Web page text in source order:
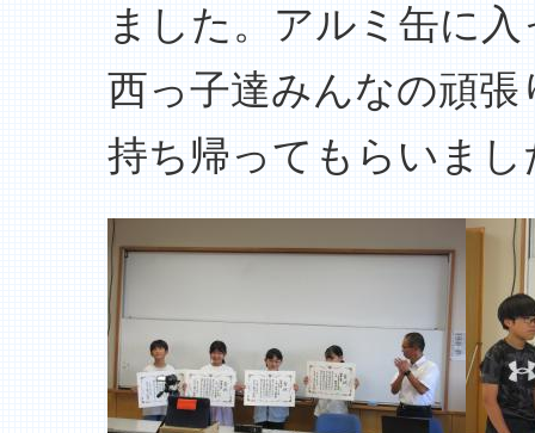
ました。アルミ缶に
西っ子達みんなの頑
持ち帰ってもらいまし